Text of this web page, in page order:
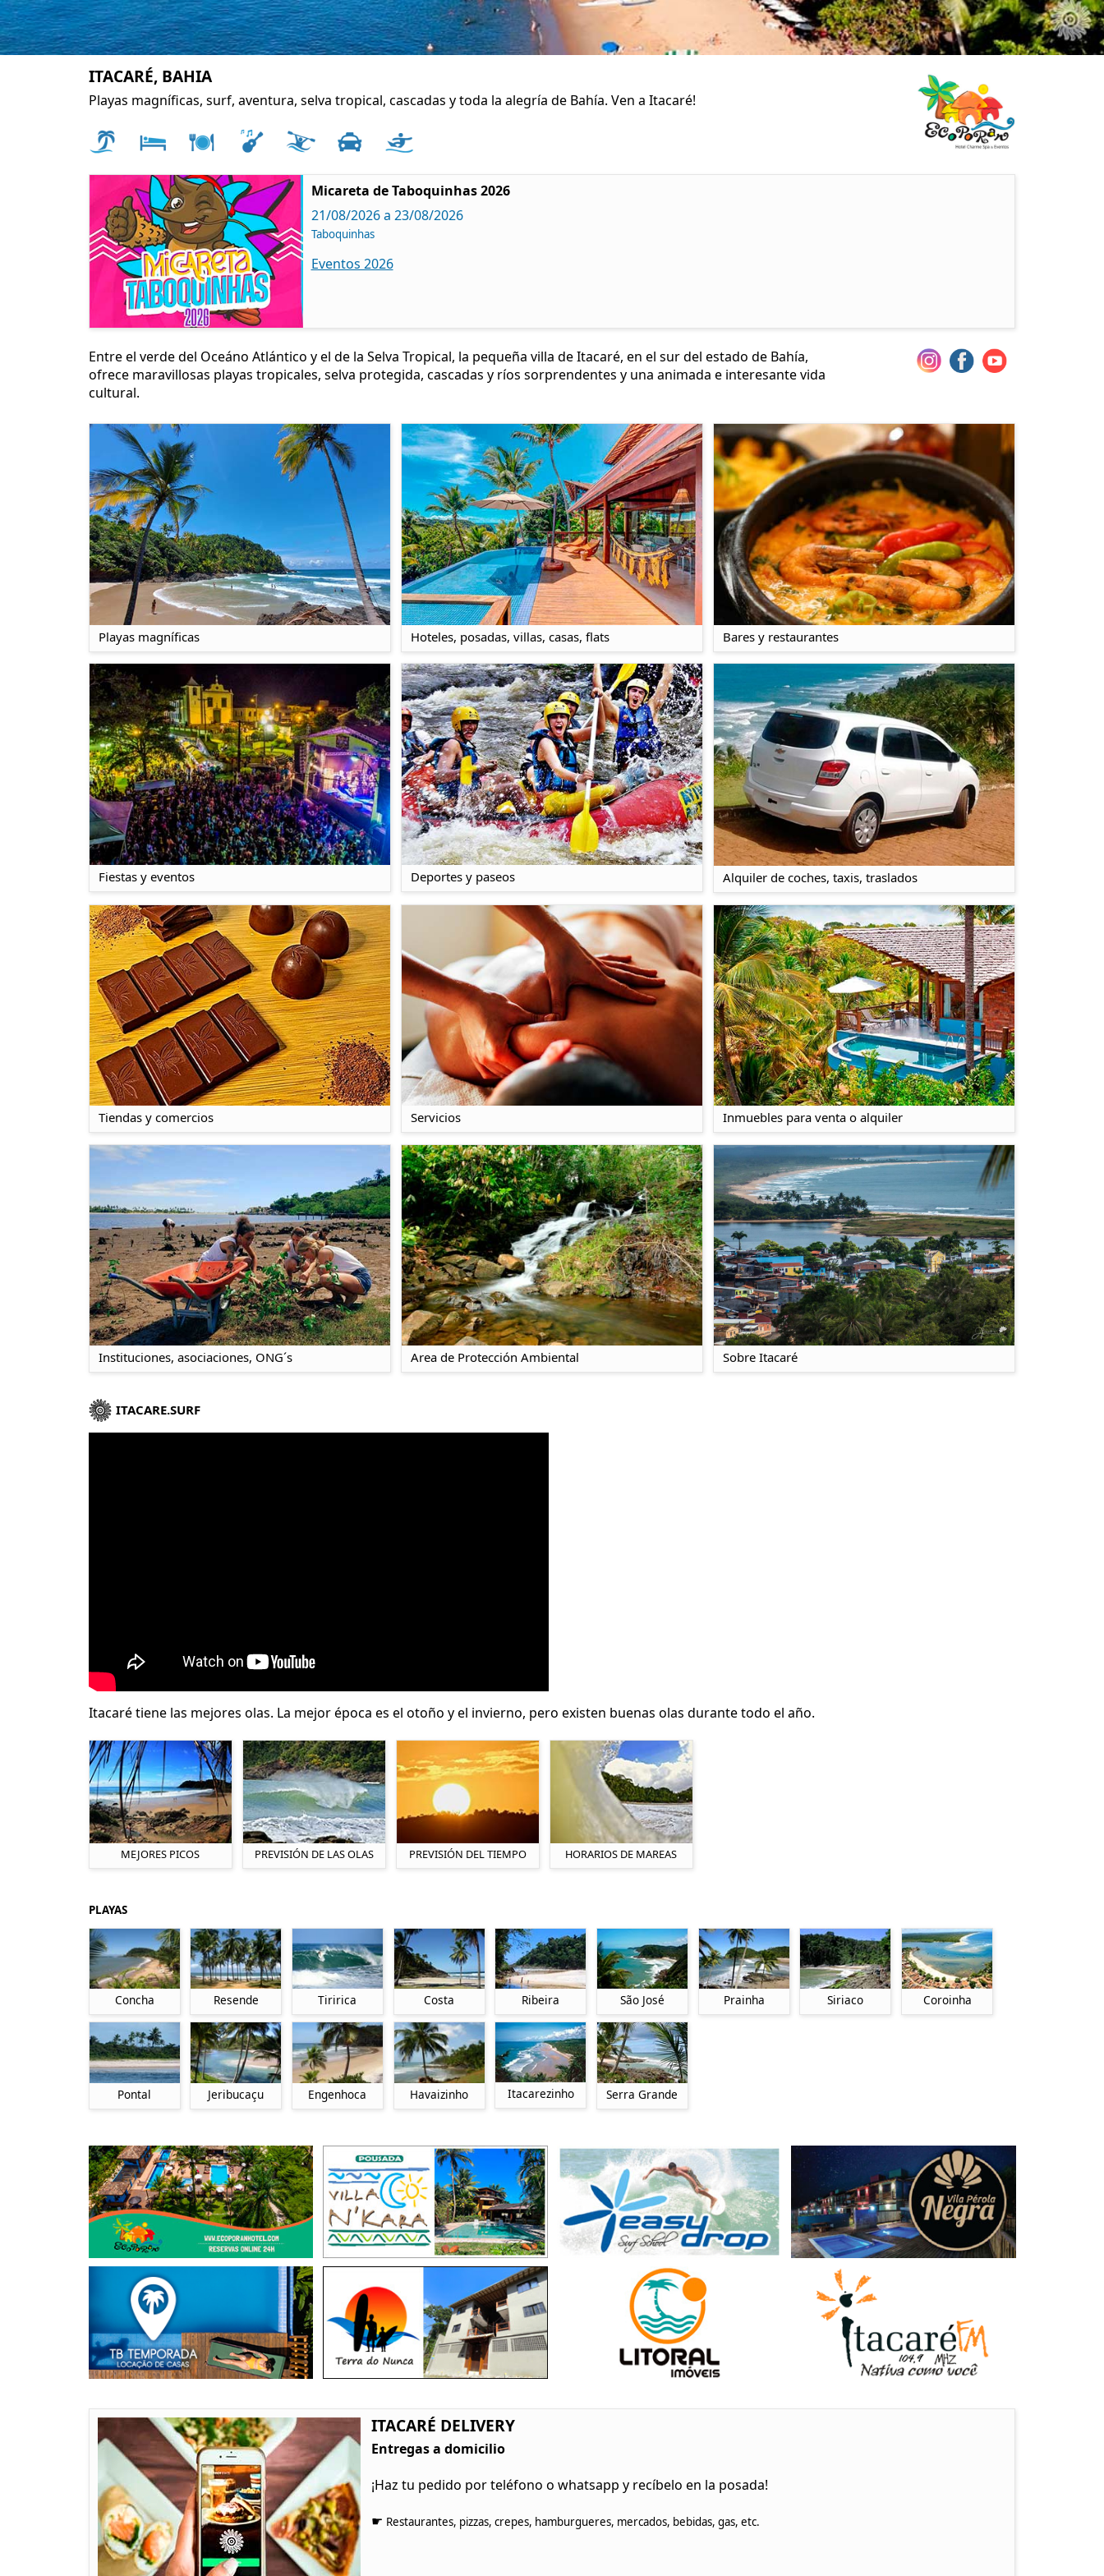
ITACARÉ, BAHIA
Playas magníficas, surf, aventura, selva tropical, cascadas y toda la alegría de Bahía. Ven a Itacaré!
Micareta de Taboquinhas 2026
21/08/2026 a 23/08/2026
Taboquinhas
Eventos 2026
Entre el verde del Oceáno Atlántico y el de la Selva Tropical, la pequeña villa de Itacaré, en el sur del estado de Bahía,
ofrece maravillosas playas tropicales, selva protegida, cascadas y ríos sorprendentes y una animada e interesante vida
cultural.
Playas magníficas Hoteles, posadas, villas, casas, flats Bares y restaurantes
Fiestas y eventos Deportes y paseos Alquiler de coches, taxis, traslados
Tiendas y comercios Servicios Inmuebles para venta o alquiler
Instituciones, asociaciones, ONG´s Area de Protección Ambiental Sobre Itacaré
ITACARE.SURF
Itacaré tiene las mejores olas. La mejor época es el otoño y el invierno, pero existen buenas olas durante todo el año.
MEJORES PICOS PREVISIÓN DE LAS OLAS PREVISIÓN DEL TIEMPO HORARIOS DE MAREAS
PLAYAS
Concha Resende Tiririca Costa Ribeira São José Prainha Siriaco Coroinha
Pontal Jeribucaçu Engenhoca Havaizinho Itacarezinho Serra Grande
ITACARÉ DELIVERY
Entregas a domicilio
¡Haz tu pedido por teléfono o whatsapp y recíbelo en la posada!
☛ Restaurantes, pizzas, crepes, hamburgueres, mercados, bebidas, gas, etc.